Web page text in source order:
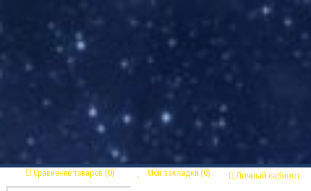
Личный кабинет
Мои закладки (0)
Сравнение товаров (0)